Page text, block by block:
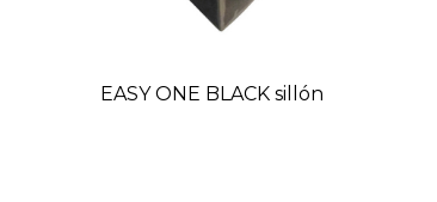
EASY ONE BLACK sillón